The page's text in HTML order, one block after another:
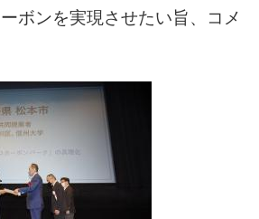
ボンを実現させたい旨、コメ